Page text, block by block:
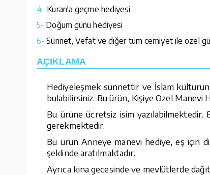
4- Kuran'a geçme hediyesi
5- Doğum günü hediyesi
6- Sünnet, Vefat ve diğer tüm cemiyet ile özel
AÇIKLAMA
Hediyeleşmek sünnettir ve İslam
bulabilirsiniz. Bu ürün, Kişiye Özel Manevi
Bu ürüne ücretsiz isim yazılabilmektedir.
gerekmektedir.
Bu ürün Anneye manevi hediye, eş için
şeklinde aratılmaktadır.
Ayrıca kına gecesinde ve mevlütlerde